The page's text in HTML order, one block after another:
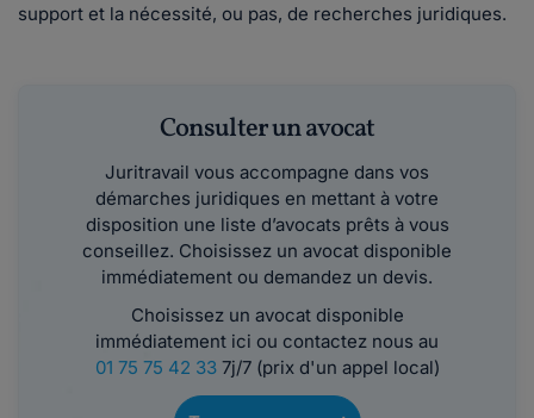
support et la nécessité, ou pas, de recherches juridiques.
Consulter un avocat
Juritravail vous accompagne dans vos
démarches juridiques en mettant à votre
disposition une liste d’avocats prêts à vous
conseillez. Choisissez un avocat disponible
immédiatement ou demandez un devis.
Choisissez un avocat disponible
immédiatement ici ou contactez nous au
01 75 75 42 337j/7 (prix d'un appel local)